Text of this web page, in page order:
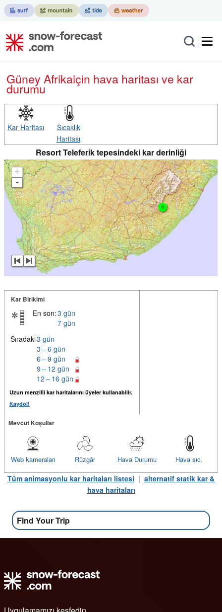
Güney Afrikaiçin hava haritası ve kar
durumu
Kar Haritası
Sıcaklık
Haritası
Resort Teleferik tepesindeki kar derinliği
+
-
0
Kar Birikimi
En son:3 gün
7 gün
Sıradaki3 gün
3 – 6 gün
6 – 9 gün
9 – 12 gün
12 – 16 gün
Uzun menzilli kar haritalarını üyeler kullanabilir.
Kaydol!
Mevcut Koşullar
Hava sıc.
Hava Durumu
Rüzgâr
Web kameraları
Tüm animasyonlu kar haritaları listesi | alternatif statik kar &
hava haritaları
Find Your Trip